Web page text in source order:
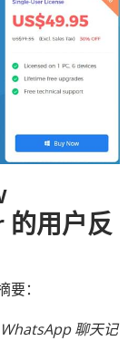
用户反
：
聊天记